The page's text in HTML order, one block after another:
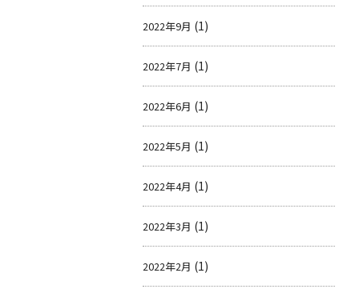
2022年9月 (1)
2022年7月 (1)
2022年6月 (1)
2022年5月 (1)
2022年4月 (1)
2022年3月 (1)
2022年2月 (1)